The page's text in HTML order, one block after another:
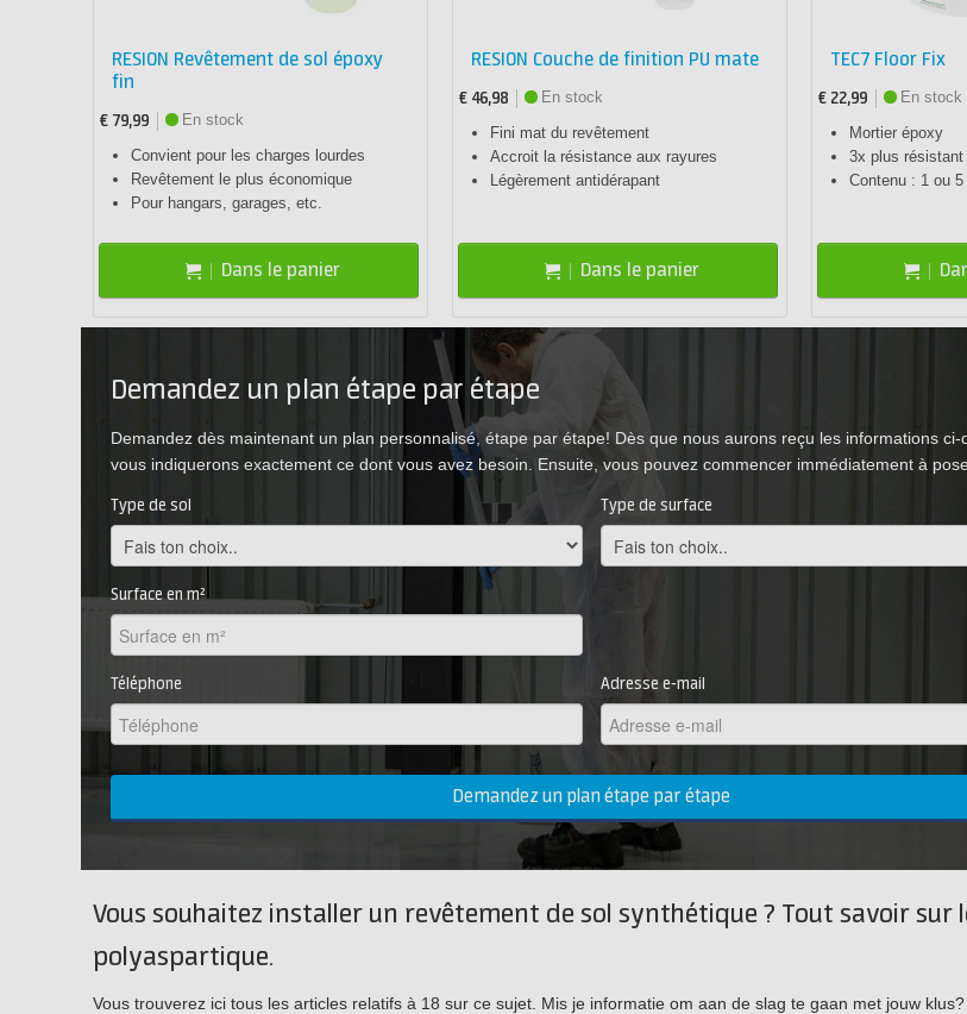
RESION Revêtement de sol époxy
fin
€ 79,99
En stock
Convient pour les charges lourdes
Revêtement le plus économique
Pour hangars, garages, etc.
Dans le panier
RESION Couche de finition PU mate
€ 46,98
En stock
Fini mat du revêtement
Accroit la résistance aux rayures
Légèrement antidérapant
Dans le panier
TEC7 Floor Fix
€ 22,99
En stock
Mortier époxy
3x plus résistant
Contenu : 1 ou
Demandez un plan étape par étape
Demandez dès maintenant un plan personnalisé, étape par étape! Dès que nous aurons reçu les informations ci-
vous indiquerons exactement ce dont vous avez besoin. Ensuite, vous pouvez commencer immédiatement à
Type de sol Type de surface
Surface en m²
Téléphone Adresse e-mail
Demandez un plan étape par étape
Vous souhaitez installer un revêtement de sol synthétique ? Tout savoir sur
polyaspartique.
Vous trouverez ici tous les articles relatifs à 18 sur ce sujet. Mis je informatie om aan de slag te gaan met jouw